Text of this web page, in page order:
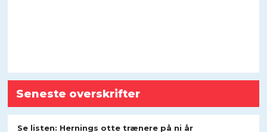
Seneste overskrifter
Se listen: Hernings otte trænere på ni år